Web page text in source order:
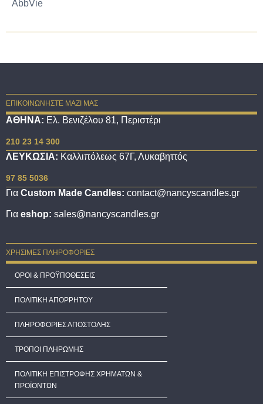
ΕΠΙΚΟΙΝΩΝΗΣΤΕ ΜΑΖΙ ΜΑΣ
ΑΘΗΝΑ: Ελ. Βενιζέλου 81, Περιστέρι
210 23 14 300
ΛΕΥΚΩΣΙΑ: Καλλιπόλεως 67Γ, Λυκαβηττός
97 85 5036
Για Custom Made Candles: contact@nancyscandles.gr
Για eshop: sales@nancyscandles.gr
ΧΡΗΣΙΜΕΣ ΠΛΗΡΟΦΟΡΙΕΣ
ΟΡΟΙ & ΠΡΟΫΠΟΘΕΣΕΙΣ
ΠΟΛΙΤΙΚΗ ΑΠΟΡΡΗΤΟΥ
ΠΛΗΡΟΦΟΡΙΕΣ ΑΠΟΣΤΟΛΗΣ
ΤΡΟΠΟΙ ΠΛΗΡΩΜΗΣ
ΠΟΛΙΤΙΚΗ ΕΠΙΣΤΡΟΦΗΣ ΧΡΗΜΑΤΩΝ &
ΠΡΟΪΟΝΤΩΝ